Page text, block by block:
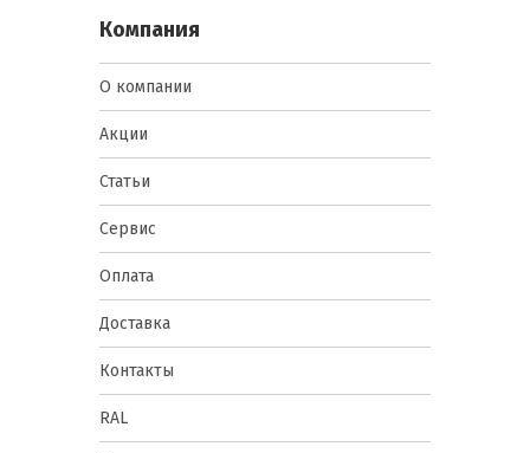
Компания
О компании
Акции
Статьи
Сервис
Оплата
Доставка
Контакты
RAL